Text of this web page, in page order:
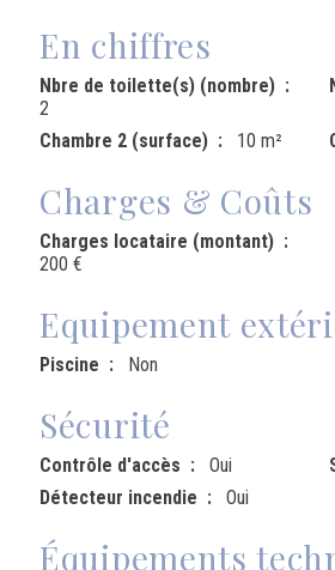
En chiffres
Nbre de toilette(s) (nombre)
2
Chambre 2 (surface) 10 m²
Charges & Coûts
Charges locataire (montant)
200 €
Equipement
Piscine Non
Sécurité
Contrôle d'accès Oui
Détecteur incendie
Oui
Équipements